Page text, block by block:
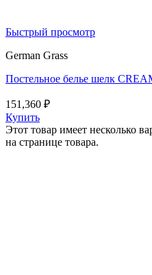
Быстрый просмотр
German Grass
Постельное белье шелк
151,360 ₽
Купить
Этот товар имеет несколько
на странице товара.